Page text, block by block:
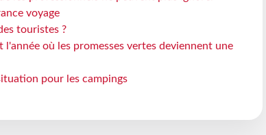
voyage
touristes ?
où les promesses vertes deviennent une
pour les campings